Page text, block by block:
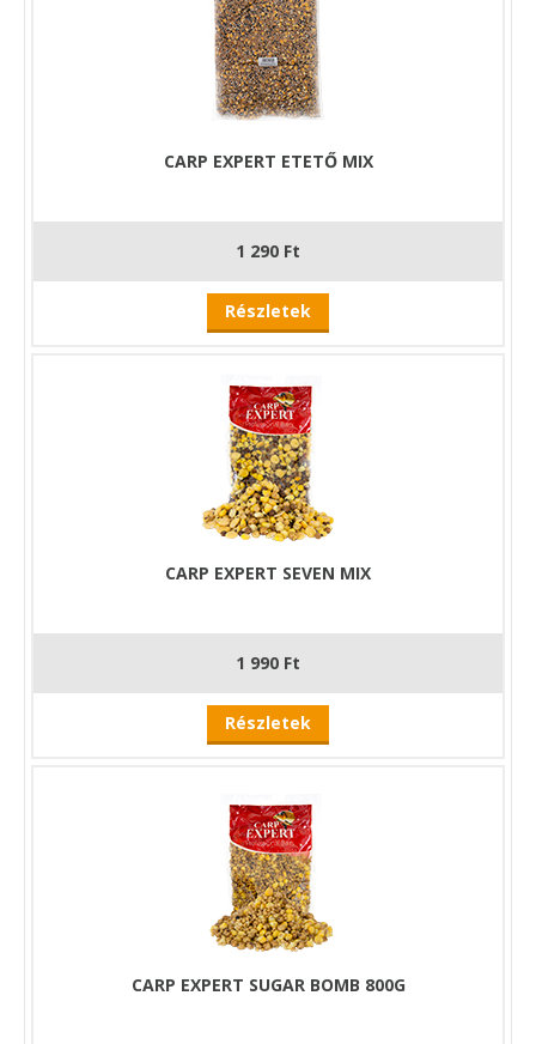
CARP EXPERT ETETŐ MIX
1 290 Ft
Részletek
CARP EXPERT SEVEN MIX
1 990 Ft
Részletek
CARP EXPERT SUGAR BOMB 800G